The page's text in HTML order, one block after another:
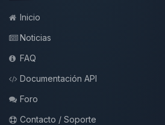
Inicio
Noticias
FAQ
Documentación API
Foro
Contacto / Soporte